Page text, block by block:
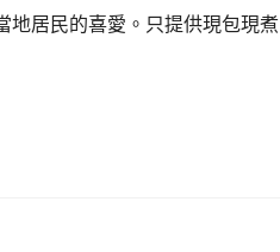
地居民的喜愛。只提供現包現煮